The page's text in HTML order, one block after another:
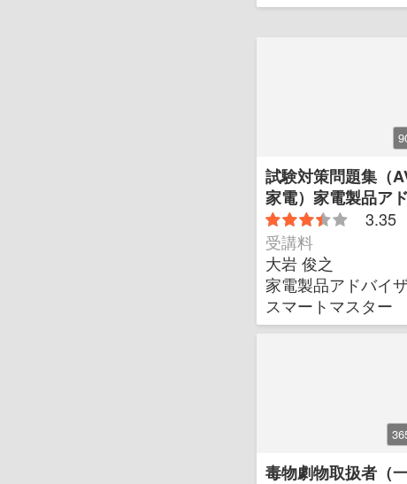
試験対策問題集（
家電）家電製品ア
ー
3.35
受講料
大岩 俊之
家電製品アドバイ
スマートマスター
毒物劇物取扱者（